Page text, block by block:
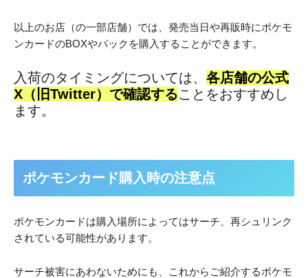
以上のお店（の一部店舗）では、発売当日や再販時にポケモ
ンカードのBOXやパックを購入することができます。
入荷のタイミングについては、 各店舗の公式
X（旧Twitter）で確認することをおすすめし
ます。
ポケモンカード購入時の注意点
ポケモンカードは購入場所によってはサーチ、再シュリンク
されている可能性があります。
サーチ被害にあわないためにも、これからご紹介するポケモ